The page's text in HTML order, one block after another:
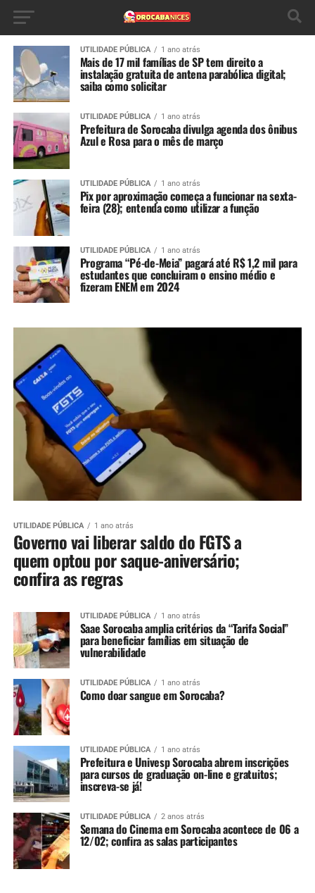
UTILIDADE PÚBLICA 1 ano atrás
Mais de 17 mil famílias de SP tem direito a
instalação gratuita de antena parabólica digital;
saiba como solicitar
UTILIDADE PÚBLICA 1 ano atrás
Prefeitura de Sorocaba divulga agenda dos ônibus
Azul e Rosa para o mês de março
UTILIDADE PÚBLICA 1 ano atrás
Pix por aproximação começa a funcionar na sexta-
feira (28); entenda como utilizar a função
UTILIDADE PÚBLICA 1 ano atrás
Programa “Pé-de-Meia” pagará até R$ 1,2 mil para
estudantes que concluiram o ensino médio e
fizeram ENEM em 2024
UTILIDADE PÚBLICA 1 ano atrás
Governo vai liberar saldo do FGTS a
quem optou por saque-aniversário;
confira as regras
UTILIDADE PÚBLICA 1 ano atrás
Saae Sorocaba amplia critérios da “Tarifa Social”
para beneficiar famílias em situação de
vulnerabilidade
UTILIDADE PÚBLICA 1 ano atrás
Como doar sangue em Sorocaba?
UTILIDADE PÚBLICA 1 ano atrás
Prefeitura e Univesp Sorocaba abrem inscrições
para cursos de graduação on-line e gratuitos;
inscreva-se já!
UTILIDADE PÚBLICA 2 anos atrás
Semana do Cinema em Sorocaba acontece de 06 a
12/02; confira as salas participantes